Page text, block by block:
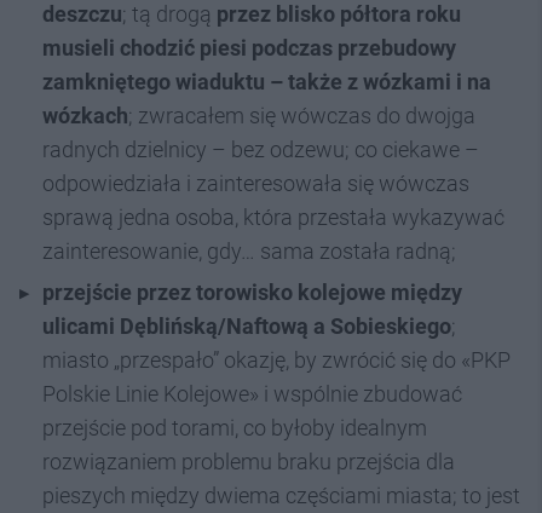
deszczu; tą drogą przez blisko półtora roku
musieli chodzić piesi podczas przebudowy
zamkniętego wiaduktu – także z wózkami i na
wózkach; zwracałem się wówczas do dwojga
radnych dzielnicy – bez odzewu; co ciekawe –
odpowiedziała i zainteresowała się wówczas
sprawą jedna osoba, która przestała wykazywać
zainteresowanie, gdy… sama została radną;
przejście przez torowisko kolejowe między
ulicami Dęblińską/Naftową a Sobieskiego;
miasto „przespało” okazję, by zwrócić się do «PKP
Polskie Linie Kolejowe» i wspólnie zbudować
przejście pod torami, co byłoby idealnym
rozwiązaniem problemu braku przejścia dla
pieszych między dwiema częściami miasta; to jest